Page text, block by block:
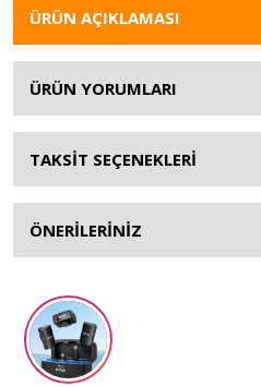
ÜRÜN AÇIKLAMASI
ÜRÜN YORUMLARI
TAKSİT SEÇENEKLERİ
ÖNERİLERİNİZ